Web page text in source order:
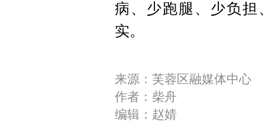
病、少跑腿、少负担
实。
来源：芙蓉区融媒体中心
作者：柴舟
编辑：赵婧